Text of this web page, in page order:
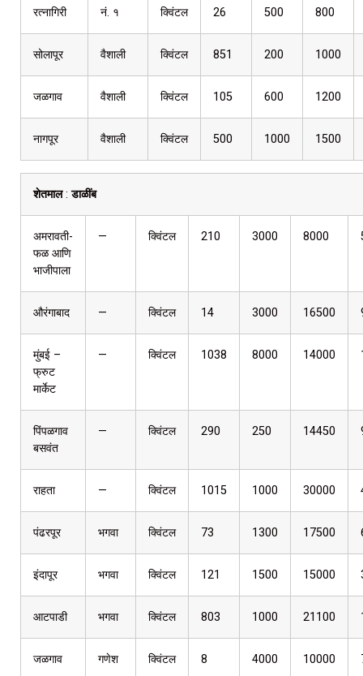
रत्नागिरी नं. १ क्विंटल 26 500 800
सोलापूर वैशाली क्विंटल 851 200 1000
जळगाव वैशाली क्विंटल 105 600 1200
नागपूर वैशाली क्विंटल 500 1000 1500
शेतमाल:डाळींब
अमरावती-
फळ आणि
भाजीपाला
— क्विंटल 210 3000 8000
औरंगाबाद — क्विंटल 14 3000 16500
मुंबई –
फ्रुट
मार्केट
— क्विंटल 1038 8000 14000
पिंपळगाव
बसवंत
— क्विंटल 290 250 14450
राहता — क्विंटल 1015 1000 30000
पंढरपूर भगवा क्विंटल 73 1300 17500
इंदापूर भगवा क्विंटल 121 1500 15000
आटपाडी भगवा क्विंटल 803 1000 21100
जळगाव गणेश क्विंटल 8 4000 10000